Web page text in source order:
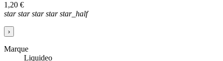
1,20 €
starstarstarstarstar_half
›
Marque
Liquideo